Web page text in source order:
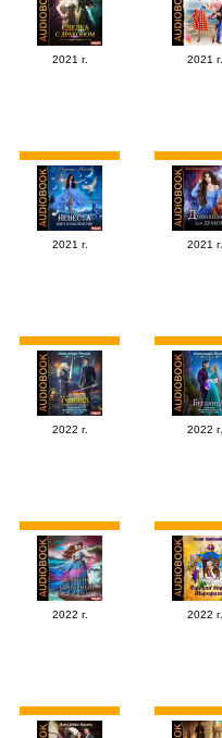
2021 г. 2021 г.
2021 г. 2021 г.
2022 г. 2022 г.
2022 г. 2022 г.